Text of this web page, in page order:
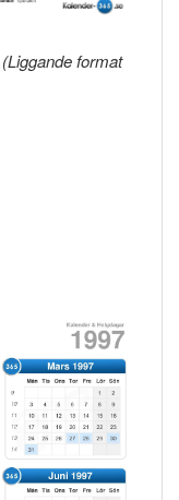
(Liggande format